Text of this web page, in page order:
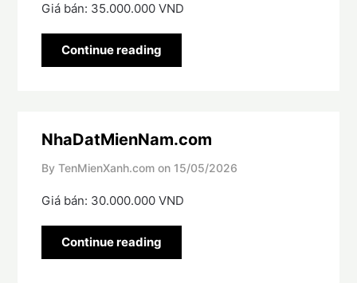
Giá bán: 35.000.000 VND
Continue reading
NhaDatMienNam.com
By TenMienXanh.com on 15/05/2026
Giá bán: 30.000.000 VND
Continue reading